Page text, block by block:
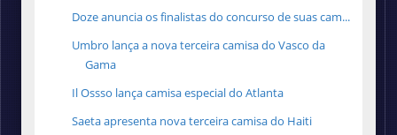
Doze anuncia os finalistas do concurso de suas cam...
Umbro lança a nova terceira camisa do Vasco da
Gama
Il Ossso lança camisa especial do Atlanta
Saeta apresenta nova terceira camisa do Haiti